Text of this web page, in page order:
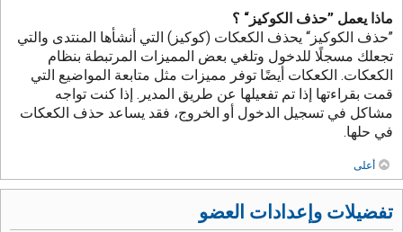
ماذا يعمل ”حذف الكوكيز“ ؟
”حذف الكوكيز“ يحذف الكعكات (كوكيز) التي أنشأها المنتدى والتي
تجعلك مسجلًا للدخول وتلغي بعض المميزات المرتبطة بنظام
الكعكات. الكعكات أيضًا توفر مميزات مثل متابعة المواضيع التي
قمت بقراءتها إذا تم تفعيلها عن طريق المدير. إذا كنت تواجه
مشاكل في تسجيل الدخول أو الخروج، فقد يساعد حذف الكعكات
في حلها.
أعلى
تفضيلات وإعدادات العضو